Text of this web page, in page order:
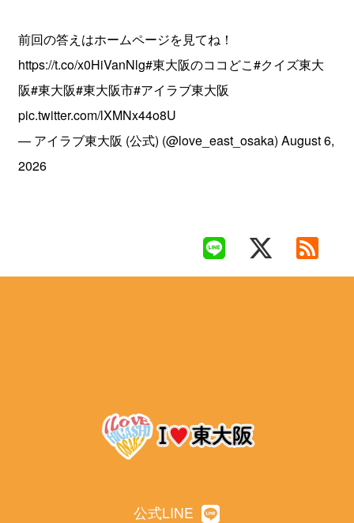
前回の答えはホームページを見てね！
https://t.co/x0HiVanNlg#東大阪のココどこ#クイズ東大
阪#東大阪#東大阪市#アイラブ東大阪
pic.twitter.com/lXMNx44o8U
— アイラブ東大阪 (公式) (@love_east_osaka)August 6,
2026
公式LINE